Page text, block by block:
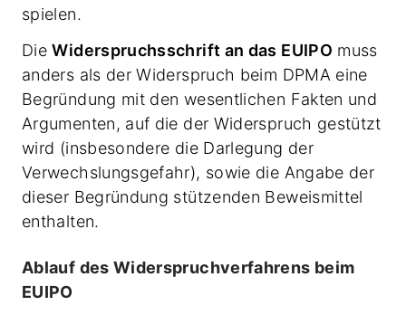
spielen.
DieWiderspruchsschrift an das EUIPO muss
anders als der Widerspruch beim DPMA eine
Begründung mit den wesentlichen Fakten und
Argumenten, auf die der Widerspruch gestützt
wird (insbesondere die Darlegung der
Verwechslungsgefahr), sowie die Angabe der
dieser Begründung stützenden Beweismittel
enthalten.
Ablauf des Widerspruchverfahrens beim
EUIPO